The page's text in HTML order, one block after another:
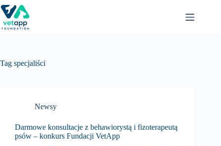
Przejdź
do
treści
Tag specjaliści
Newsy
Darmowe konsultacje z behawiorystą i fizoterapeutą
psów – konkurs Fundacji VetApp